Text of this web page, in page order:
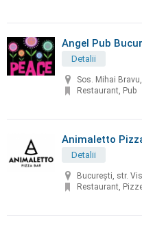
Angel Pub
Detalii
Sos. Mihai
Restaurant, Pub
Animaletto
Detalii
București, str.
Restaurant,